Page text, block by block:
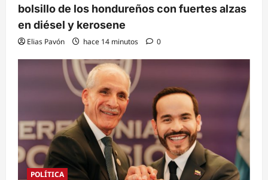
bolsillo de los hondureños con fuertes alzas
en diésel y kerosene
Elias Pavón hace 14 minutos 0
POLÍTICA